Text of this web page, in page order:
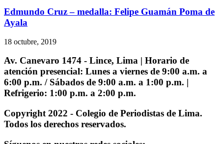
Edmundo Cruz – medalla: Felipe Guamán Poma de
Ayala
18 octubre, 2019
Av. Canevaro 1474 - Lince, Lima | Horario de
atención presencial: Lunes a viernes de 9:00 a.m. a
6:00 p.m. / Sábados de 9:00 a.m. a 1:00 p.m. |
Refrigerio: 1:00 p.m. a 2:00 p.m.
Copyright 2022 - Colegio de Periodistas de Lima.
Todos los derechos reservados.